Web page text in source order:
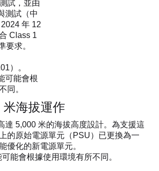
試，並由
測試（中
年 12
Class 1
要求。
）。
可能會根
同。
米海拔運作
達 5,000 米的海拔高度設計。為支援這
的原始電源單元（PSU）已更換為一
優化的新電源單元。
能會根據使用環境有所不同。